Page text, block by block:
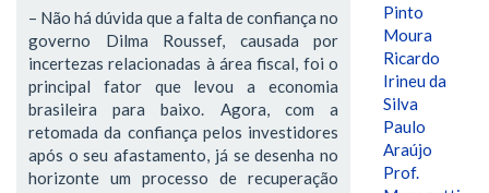
– Não há dúvida que a falta de confiança no
governo Dilma Roussef, causada por
incertezas relacionadas à área fiscal, foi o
principal fator que levou a economia
brasileira para baixo. Agora, com a
retomada da confiança pelos investidores
após o seu afastamento, já se desenha no
horizonte um processo de recuperação
Pinto
Moura
Ricardo
Irineu da
Silva
Paulo
Araújo
Prof.